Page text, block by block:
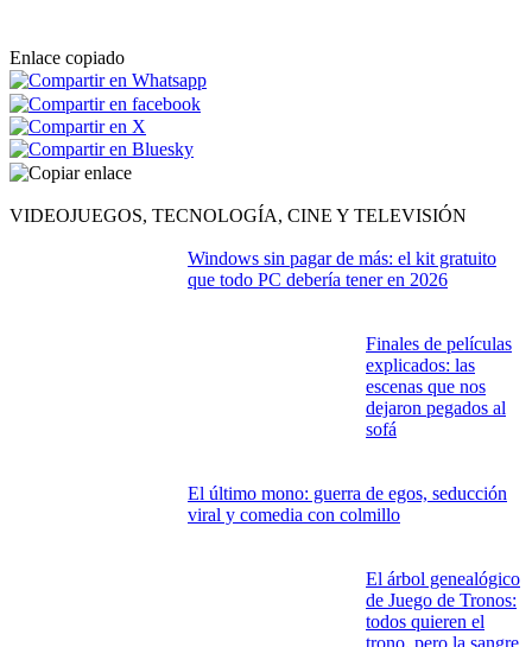
Enlace copiado
VIDEOJUEGOS, TECNOLOGÍA, CINE Y TELEVISIÓN
Windows sin pagar de más: el kit gratuito
que todo PC debería tener en 2026
Finales de películas
explicados: las
escenas que nos
dejaron pegados al
sofá
El último mono: guerra de egos, seducción
viral y comedia con colmillo
El árbol genealógico
de Juego de Tronos:
todos quieren el
trono, pero la sangre